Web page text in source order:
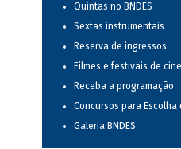
Quintas no BNDES
Sextas instrumentais
Reserva de ingressos
Filmes e festivais de
Receba a programação
Concursos para
Galeria BNDES